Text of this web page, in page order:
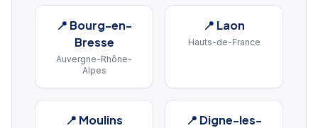
📍 Bourg-en-
Bresse
Auvergne-Rhône-
Alpes
📍 Laon
Hauts-de-France
📍 Moulins 📍 Digne-les-